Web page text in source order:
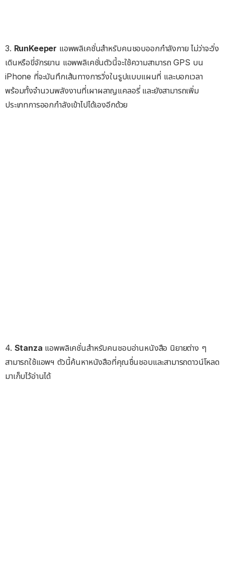
3. RunKeeper แอพพลิเคชั่นสำหรับคนชอบออกกำลังกาย ไม่ว่าจะวิ่ง
เดินหรือขี่จักรยาน แอพพลิเคชั่นตัวนี้จะใช้ความสามารถ GPS บน
iPhone ที่จะบันทึกเส้นทางการวิ่งในรูปแบบแผนที่ และบอกเวลา
พร้อมทั้งจำนวนพลังงานที่เผาผลาญแคลอรี่ และยังสามารถเพิ่ม
ประเภทการออกกำลังเข้าไปได้เองอีกด้วย
4. Stanza แอพพลิเคชั่นสำหรับคนชอบอ่านหนังสือ นิยายต่าง ๆ
สามารถใช้แอพฯ ตัวนี้ค้นหาหนังสือที่คุณชื่นชอบและสามารถดาวน์โหลด
มาเก็บไว้อ่านได้